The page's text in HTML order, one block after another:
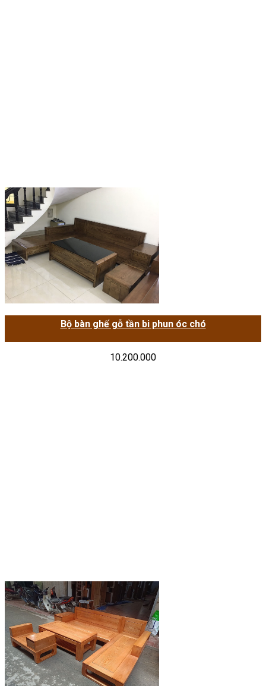
Bộ bàn ghế gỗ tần bi phun óc chó
10.200.000